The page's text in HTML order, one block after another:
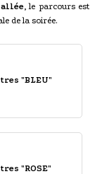
, le parcours est
de la soirée.
"BLEU"
"ROSE"